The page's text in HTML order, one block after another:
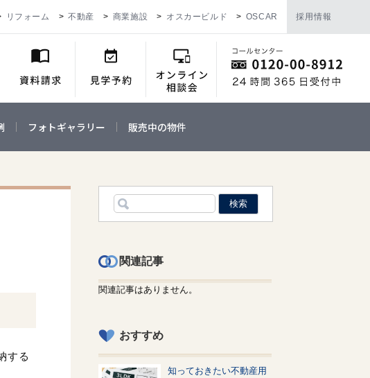
リフォーム 不動産 商業施設 オスカービルド OSCAR 採用情報
フォトギャラリー 販売中の物件
する
関連記事
関連記事はありません。
おすすめ
知っておきたい不動産用